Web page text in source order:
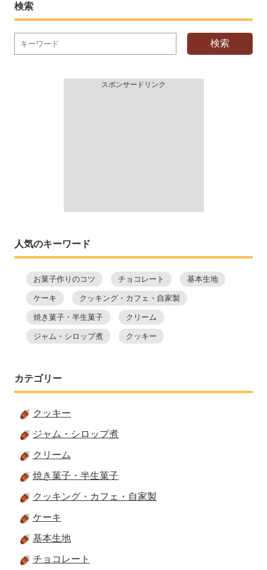
検索
検索
スポンサードリンク
人気のキーワード
お菓子作りのコツ チョコレート 基本生地
ケーキ クッキング・カフェ・自家製
焼き菓子・半生菓子 クリーム
ジャム・シロップ煮 クッキー
カテゴリー
クッキー
ジャム・シロップ煮
クリーム
焼き菓子・半生菓子
クッキング・カフェ・自家製
ケーキ
基本生地
チョコレート